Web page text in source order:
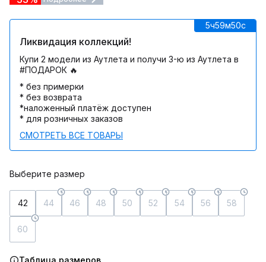
5ч59м50c
Ликвидация коллекций!
Купи 2 модели из Аутлета и получи 3-ю из Аутлета в
#ПОДАРОК 🔥
* без примерки
* без возврата
*наложенный платёж доступен
* для розничных заказов
СМОТРЕТЬ ВСЕ ТОВАРЫ
Выберите размер
42 44 46 48 50 52 54 56 58
60
Таблица размеров